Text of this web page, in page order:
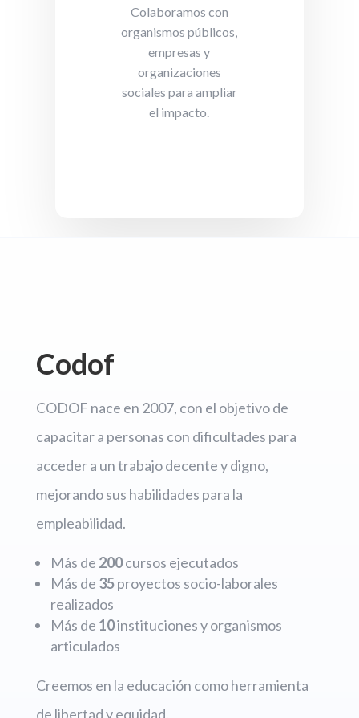
Colaboramos con
organismos públicos,
empresas y
organizaciones
sociales para ampliar
el impacto.
Codof
CODOF nace en 2007, con el objetivo de
capacitar a personas con dificultades para
acceder a un trabajo decente y digno,
mejorando sus habilidades para la
empleabilidad.
Más de 200cursos ejecutados
Más de 35proyectos socio-laborales
realizados
Más de 10instituciones y organismos
articulados
Creemos en la educación como herramienta
de libertad y equidad.